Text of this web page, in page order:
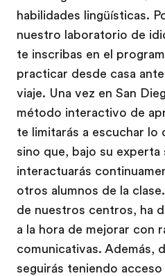
habilidades lingüísticas.
nuestro laboratorio de
te inscribas en el
practicar desde casa
viaje. Una vez en San
método interactivo de
te limitarás a escuchar lo
sino que, bajo su experta
interactuarás
otros alumnos de la
de nuestros centros, ha
a la hora de mejorar con
comunicativas. Además,
seguirás teniendo